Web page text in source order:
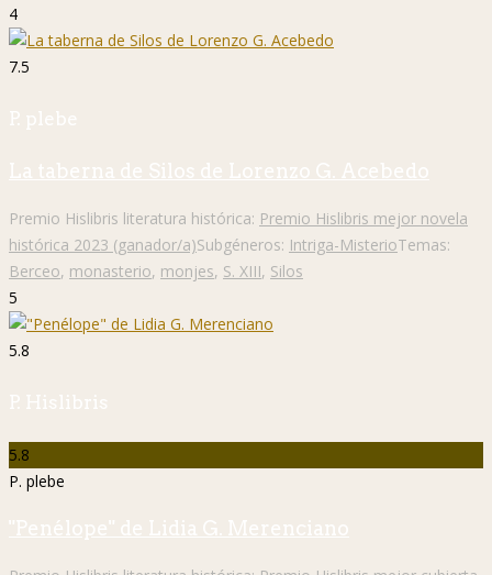
4
7.5
P. plebe
La taberna de Silos de Lorenzo G. Acebedo
Premio Hislibris literatura histórica: Premio Hislibris mejor novela
histórica 2023 (ganador/a)Subgéneros: Intriga-MisterioTemas:
Berceo, monasterio, monjes, S. XIII, Silos
5
5.8
P. Hislibris
5.8
P. plebe
"Penélope" de Lidia G. Merenciano